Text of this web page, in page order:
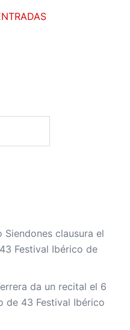
clausura el
Festival Ibérico de
da un recital el 6
de 43 Festival Ibérico